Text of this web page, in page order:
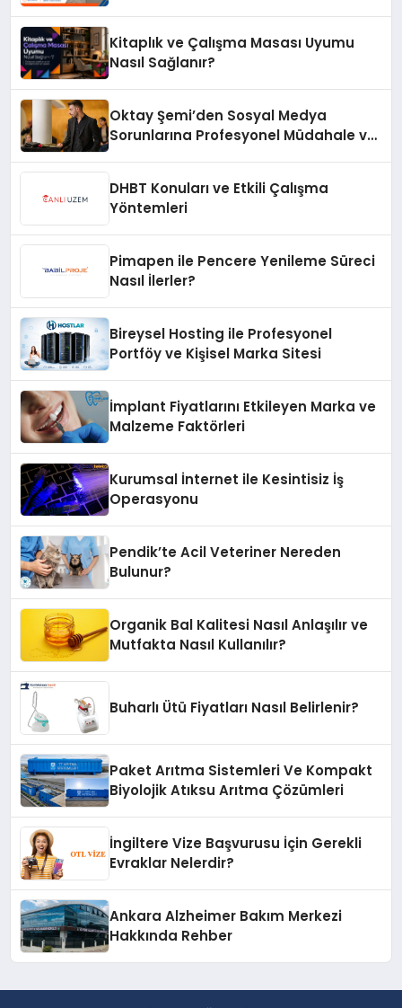
Kitaplık ve Çalışma Masası Uyumu
Nasıl Sağlanır?
Oktay Şemi’den Sosyal Medya
Sorunlarına Profesyonel Müdahale ve
DHBT Konuları ve Etkili Çalışma
Yöntemleri
Pimapen ile Pencere Yenileme Süreci
Nasıl İlerler?
Bireysel Hosting ile Profesyonel
Portföy ve Kişisel Marka Sitesi
İmplant Fiyatlarını Etkileyen Marka ve
Malzeme Faktörleri
Kurumsal İnternet ile Kesintisiz İş
Operasyonu
Pendik’te Acil Veteriner Nereden
Bulunur?
Organik Bal Kalitesi Nasıl Anlaşılır ve
Mutfakta Nasıl Kullanılır?
Buharlı Ütü Fiyatları Nasıl Belirlenir?
Paket Arıtma Sistemleri Ve Kompakt
Biyolojik Atıksu Arıtma Çözümleri
İngiltere Vize Başvurusu İçin Gerekli
Evraklar Nelerdir?
Ankara Alzheimer Bakım Merkezi
Hakkında Rehber